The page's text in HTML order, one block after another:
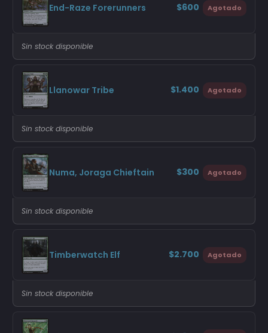
End-Raze Forerunners $600 Agotado
Sin stock disponible
Llanowar Tribe $1.400 Agotado
Sin stock disponible
Numa, Joraga Chieftain $300 Agotado
Sin stock disponible
Timberwatch Elf $2.700 Agotado
Sin stock disponible